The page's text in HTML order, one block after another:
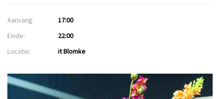
Aanvang:
17:00
Einde:
22:00
Locatie:
it Blomke